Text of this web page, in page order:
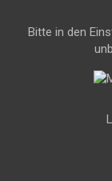
Bitte in den